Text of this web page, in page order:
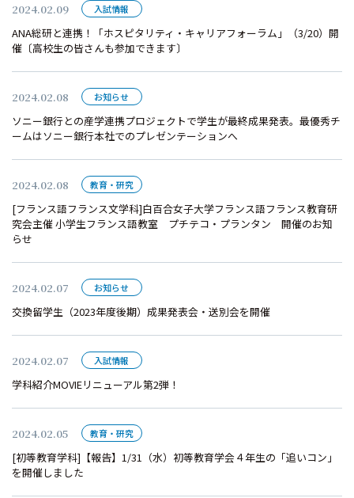
2024.02.09 入試情報
ANA総研と連携！「ホスピタリティ・キャリアフォーラム」（3/20）開
催〔高校生の皆さんも参加できます〕
2024.02.08 お知らせ
ソニー銀行との産学連携プロジェクトで学生が最終成果発表。最優秀チ
ームはソニー銀行本社でのプレゼンテーションへ
2024.02.08 教育・研究
[フランス語フランス文学科]白百合女子大学フランス語フランス教育研
究会主催 小学生フランス語教室 プチテコ・プランタン 開催のお知
らせ
2024.02.07 お知らせ
交換留学生（2023年度後期）成果発表会・送別会を開催
2024.02.07 入試情報
学科紹介MOVIEリニューアル第2弾！
2024.02.05 教育・研究
[初等教育学科]【報告】1/31（水）初等教育学会４年生の「追いコン」
を開催しました